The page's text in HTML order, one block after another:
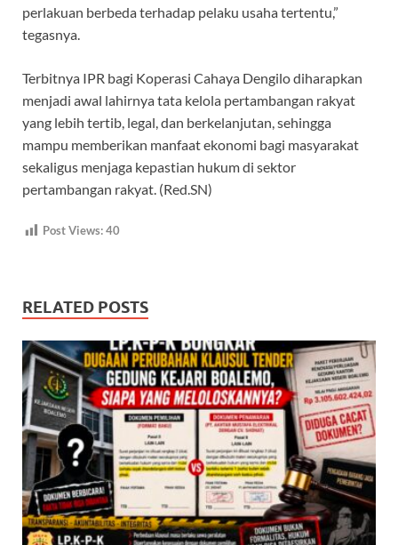
perlakuan berbeda terhadap pelaku usaha tertentu,”
tegasnya.
Terbitnya IPR bagi Koperasi Cahaya Dengilo diharapkan
menjadi awal lahirnya tata kelola pertambangan rakyat
yang lebih tertib, legal, dan berkelanjutan, sehingga
mampu memberikan manfaat ekonomi bagi masyarakat
sekaligus menjaga kepastian hukum di sektor
pertambangan rakyat. (Red.SN)
Post Views:40
RELATED POSTS